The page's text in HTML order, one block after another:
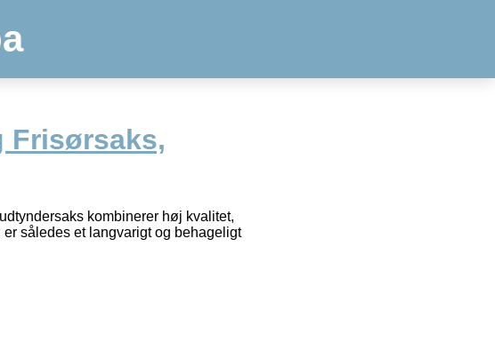
Frisørsaks,
kombinerer høj kvalitet,
således et langvarigt og behageligt